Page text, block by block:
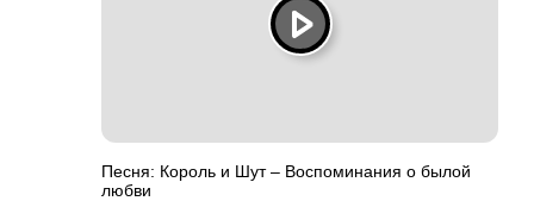
Песня: Король и Шут – Воспоминания о былой
любви